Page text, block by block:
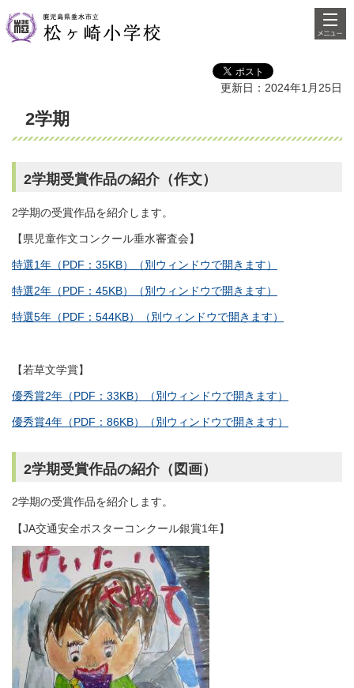
鹿児島県垂水市立松ヶ崎小学校
検索・
共通メ
ニュー
更新日：2024年1月25日
2学期
2学期受賞作品の紹介（作文）
2学期の受賞作品を紹介します。
【県児童作文コンクール垂水審査会】
特選1年（PDF：35KB）（別ウィンドウで開きます）
特選2年（PDF：45KB）（別ウィンドウで開きます）
特選5年（PDF：544KB）（別ウィンドウで開きます）
【若草文学賞】
優秀賞2年（PDF：33KB）（別ウィンドウで開きます）
優秀賞4年（PDF：86KB）（別ウィンドウで開きます）
2学期受賞作品の紹介（図画）
2学期の受賞作品を紹介します。
【JA交通安全ポスターコンクール銀賞1年】